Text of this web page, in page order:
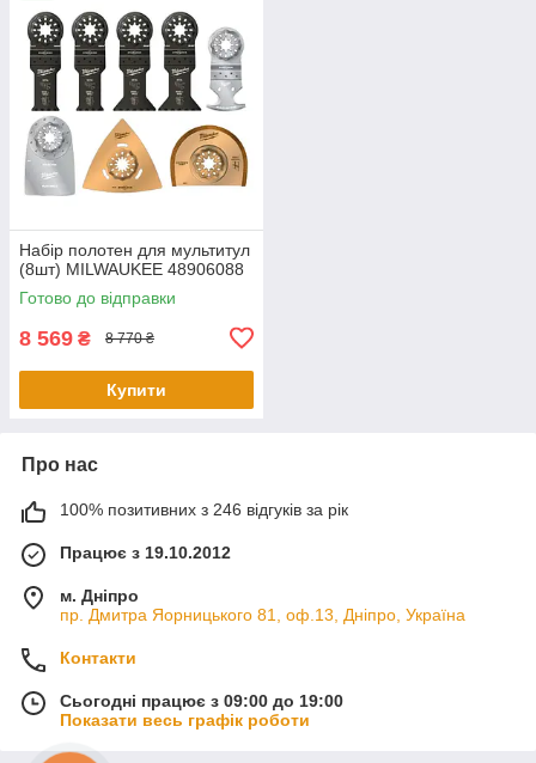
Набір полотен для мультитул
(8шт) MILWAUKEE 48906088
Готово до відправки
8 569 ₴ 8 770 ₴
Купити
Про нас
100% позитивних з 246 відгуків за рік
Працює з 19.10.2012
м. Дніпро
пр. Дмитра Яорницького 81, оф.13, Дніпро, Україна
Контакти
Сьогодні працює з 09:00 до 19:00
Показати весь графік роботи